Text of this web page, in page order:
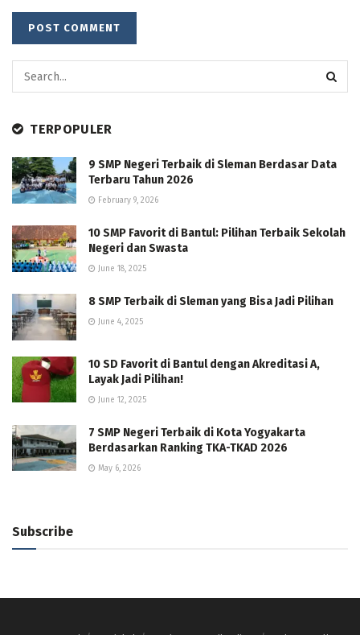
TERPOPULER
9 SMP Negeri Terbaik di Sleman Berdasar Data
Terbaru Tahun 2026
February 9, 2026
10 SMP Favorit di Bantul: Pilihan Terbaik Sekolah
Negeri dan Swasta
June 18, 2025
8 SMP Terbaik di Sleman yang Bisa Jadi Pilihan
June 4, 2025
10 SD Favorit di Bantul dengan Akreditasi A,
Layak Jadi Pilihan!
June 12, 2025
7 SMP Negeri Terbaik di Kota Yogyakarta
Berdasarkan Ranking TKA-TKAD 2026
May 6, 2026
Subscribe